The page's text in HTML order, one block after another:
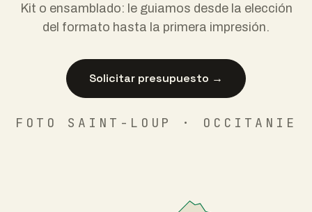
Kit o ensamblado: le guiamos desde la elección
del formato hasta la primera impresión.
Solicitar presupuesto →
FOTO SAINT-LOUP · OCCITANIE